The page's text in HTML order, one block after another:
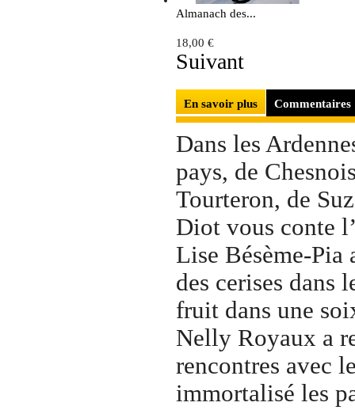
Almanach des...
18,00 €
Suivant
En savoir plus Commentaires
Dans les
pays, de
Tourteron, de
Diot vous conte
Lise Bésème-Pia
des cerises dans
fruit dans une
Nelly Royaux a
rencontres avec
immortalisé les